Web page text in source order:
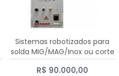
Sistemas robotizados para
solda MIG/MAG/Inox ou corte
plasma
R$ 90.000,00